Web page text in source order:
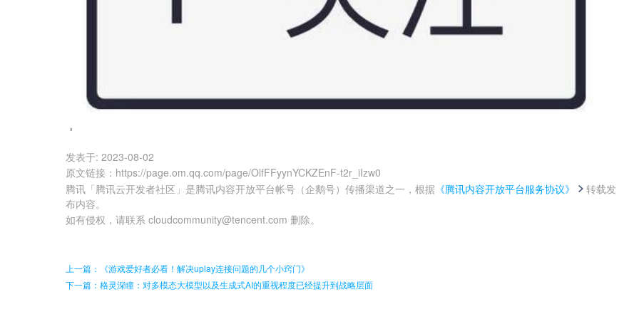
发表于: 2023-08-02
原文链接 ： https://page.om.qq.com/page/OlfFFyynYCKZEnF-t2r_iIzw0
腾讯「腾讯云开发者社区」是腾讯内容开放平台帐号（企鹅号）传播渠道之一，根据 《腾讯内容开放平台服务协议》
转载发
布内容。
如有侵权，请联系 cloudcommunity@tencent.com 删除。
上一篇：《游戏爱好者必看！解决uplay连接问题的几个小窍门》
下一篇：格灵深瞳：对多模态大模型以及生成式AI的重视程度已经提升到战略层面